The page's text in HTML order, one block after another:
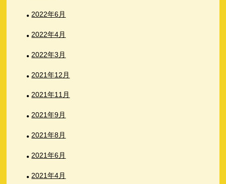
2022年6月
2022年4月
2022年3月
2021年12月
2021年11月
2021年9月
2021年8月
2021年6月
2021年4月